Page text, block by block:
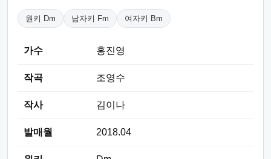
원키 Dm 남자키 Fm 여자키 Bm
가수 홍진영
작곡 조영수
작사 김이나
발매월 2018.04